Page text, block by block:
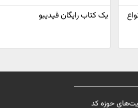
انواع
یک کتاب رایگان فیدیبو
حوزه کد